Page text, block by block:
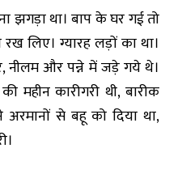
झगड़ा था। बाप के घर गई तो
लिए। ग्यारह लड़ों का था।
नीलम और पन्ने में जड़े गये थे।
महीन कारीगरी थी, बारीक
अरमानों से बहू को दिया था,